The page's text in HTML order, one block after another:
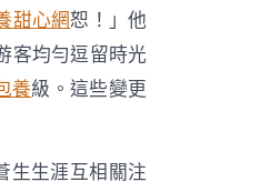
甜心網恕！」他
客均勻逗留時光
養級。這些變更
生生涯互相關注